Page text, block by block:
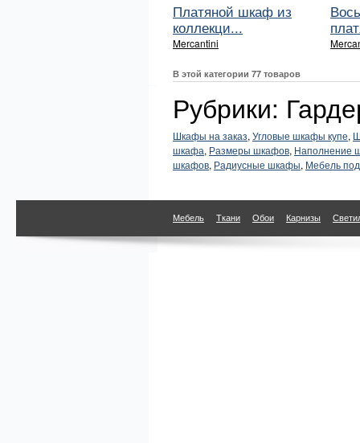
Платяной шкаф из
коллекци...
Mercantini
В этой категории 77 товаров
Рубрики:
Шкафы на заказ, Угловые шкафы купе,
шкафа, Размеры шкафов, Наполнение
шкафов, Радиусные шкафы, Мебель
Мебель Ткани Обои Карнизы